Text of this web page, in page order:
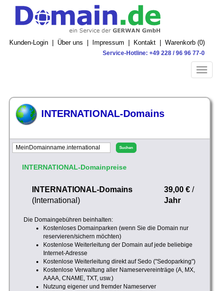
Kunden-Login Über uns Impressum Kontakt Warenkorb (0)
Service-Hotline: +49 228 / 96 96 77-0
Toggle
INTERNATIONAL-Domains
INTERNATIONAL-Domainpreise
INTERNATIONAL-Domains
(International)
39,00 €/
Jahr
Die Domaingebühren beinhalten:
Kostenloses Domainparken (wenn Sie die Domain nur
reservieren/sichern möchten)
Kostenlose Weiterleitung der Domain auf jede beliebige
Internet-Adresse
Kostenlose Weiterleitung direkt auf Sedo ("Sedoparking")
Kostenlose Verwaltung aller Nameservereinträge (A, MX,
AAAA, CNAME, TXT, usw.)
Nutzung eigener und fremder Nameserver